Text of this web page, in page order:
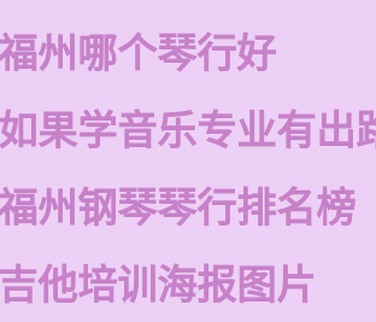
州哪个琴行好
如果学音乐专业有出
州钢琴琴行排名榜
吉他培训海报图片